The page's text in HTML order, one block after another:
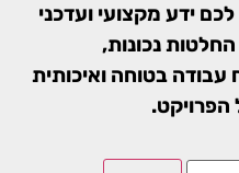
ידע מקצועי ועדכני
נכונות,
עבודה בטוחה ואיכותית